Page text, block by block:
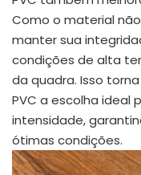
Como o material
manter sua
condições de alta
da quadra. Isso
PVC a escolha ideal
intensidade,
ótimas condições.